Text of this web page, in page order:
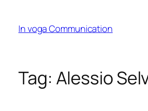
content
In voga Communication
Tag: Alessio